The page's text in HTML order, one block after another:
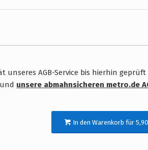
AGB-Service bis hierhin geprüft
unsere abmahnsicheren metro.de
In den Warenkorb für